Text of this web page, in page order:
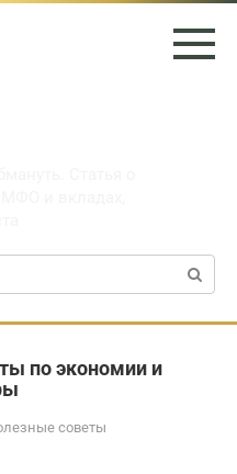
по экономии и
советы